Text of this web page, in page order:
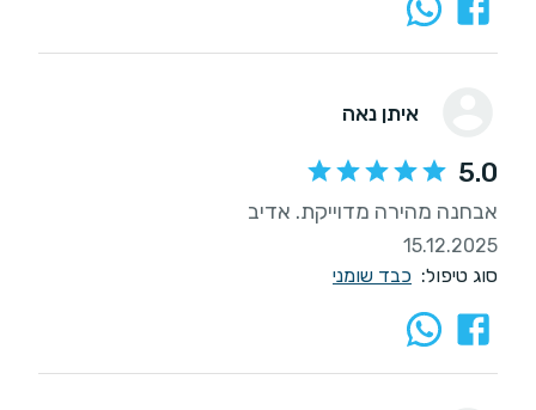
איתן נאה
5.0
אבחנה מהירה מדוייקת. אדיב
15.12.2025
סוג טיפול: כבד שומני